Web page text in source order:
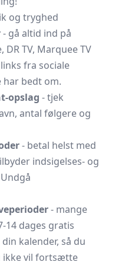
og tryghed
- gå altid ind på
TV, Marquee TV
fra sociale
har bedt om.
opslag - tjek
antal følgere og
- betal helst med
indsigelses- og
- mange
14 dages gratis
kalender, så du
ikke vil fortsætte